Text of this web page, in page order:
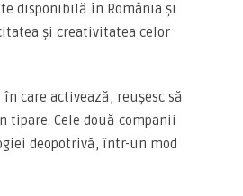
disponibilă în România și
și creativitatea celor
care activează, reușesc să
Cele două companii
deopotrivă, într-un mod